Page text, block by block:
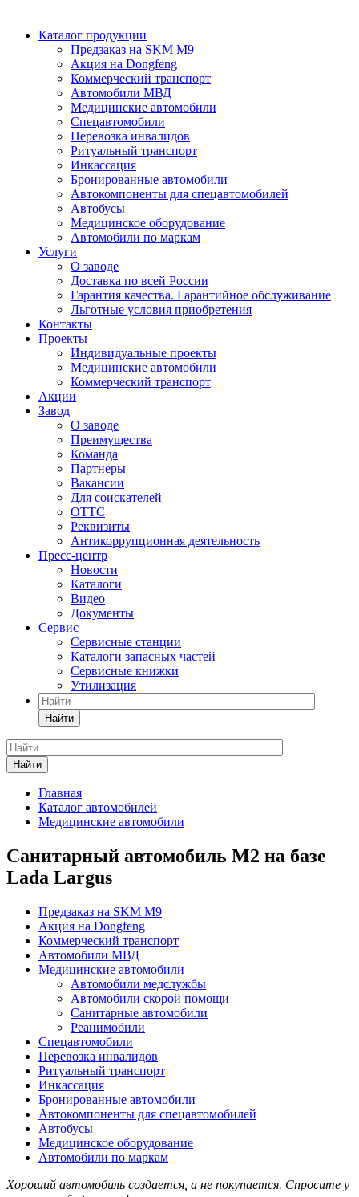
Каталог продукции
Предзаказ на SKM M9
Акция на Dongfeng
Коммерческий транспорт
Автомобили МВД
Медицинские автомобили
Спецавтомобили
Перевозка инвалидов
Ритуальный транспорт
Инкассация
Бронированные автомобили
Автокомпоненты для спецавтомобилей
Автобусы
Медицинское оборудование
Автомобили по маркам
Услуги
О заводе
Доставка по всей России
Гарантия качества. Гарантийное обслуживание
Льготные условия приобретения
Контакты
Проекты
Индивидуальные проекты
Медицинские автомобили
Коммерческий транспорт
Акции
Завод
О заводе
Преимущества
Команда
Партнеры
Вакансии
Для соискателей
ОТТС
Реквизиты
Антикоррупционная деятельность
Пресс-центр
Новости
Каталоги
Видео
Документы
Сервис
Сервисные станции
Каталоги запасных частей
Сервисные книжки
Утилизация
Найти
Найти
Главная
Каталог автомобилей
Медицинские автомобили
Санитарный автомобиль М2 на базе
Lada Largus
Предзаказ на SKM M9
Акция на Dongfeng
Коммерческий транспорт
Автомобили МВД
Медицинские автомобили
Автомобили медслужбы
Автомобили скорой помощи
Санитарные автомобили
Реанимобили
Спецавтомобили
Перевозка инвалидов
Ритуальный транспорт
Инкассация
Бронированные автомобили
Автокомпоненты для спецавтомобилей
Автобусы
Медицинское оборудование
Автомобили по маркам
Хороший автомобиль создается, а не покупается. Спросите у